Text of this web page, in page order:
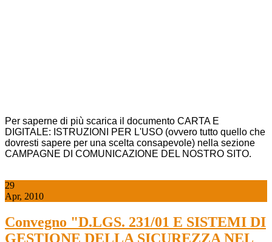
Per saperne di più scarica il documento CARTA E
DIGITALE: ISTRUZIONI PER L'USO (ovvero tutto quello che
dovresti sapere per una scelta consapevole) nella sezione
CAMPAGNE DI COMUNICAZIONE DEL NOSTRO SITO.
29
Apr, 2010
Convegno "D.LGS. 231/01 E SISTEMI DI
GESTIONE DELLA SICUREZZA NEL